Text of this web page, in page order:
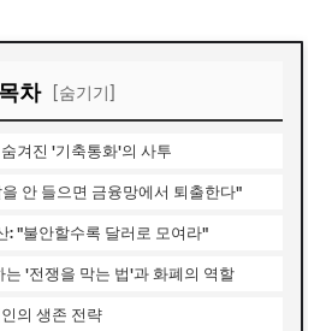
목차 [숨기기]
겨진 '기축통화'의 사투
안 들으면 금융망에서 퇴출한다"
: "불안할수록 달러로 모여라"
는 '전쟁을 막는 법'과 화폐의 역할
의 생존 전략